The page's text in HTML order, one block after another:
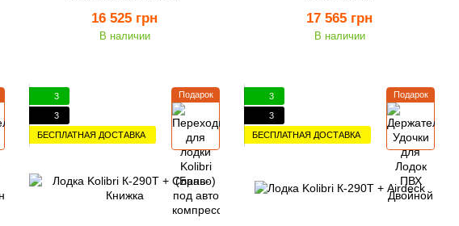
16 525 грн
В наличии
17 565 грн
В наличии
Подарок
3
3
БЕСПЛАТНАЯ ДОСТАВКА
Подарок
3
3
БЕСПЛАТНАЯ ДОСТАВКА